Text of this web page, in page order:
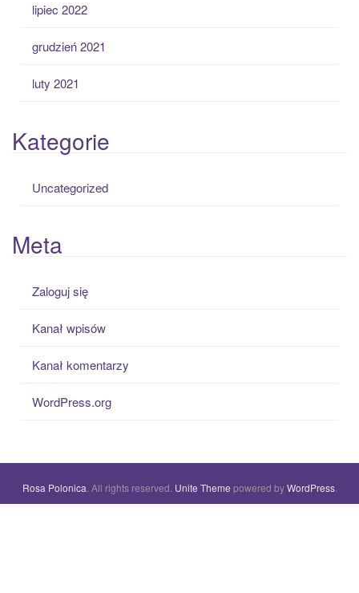
lipiec 2022
grudzień 2021
luty 2021
Kategorie
Uncategorized
Meta
Zaloguj się
Kanał wpisów
Kanał komentarzy
WordPress.org
Rosa Polonica . All rights reserved. Unite Theme powered byWordPress.